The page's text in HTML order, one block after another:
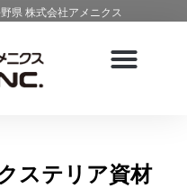
県 株式会社アメニクス
ステリア資材